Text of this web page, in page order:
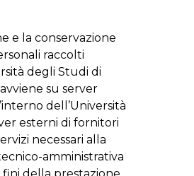
e la conservazione
raccolti
degli Studi di
su server
dell’Università
esterni di fornitori
necessari alla
amministrativa
fini della prestazione